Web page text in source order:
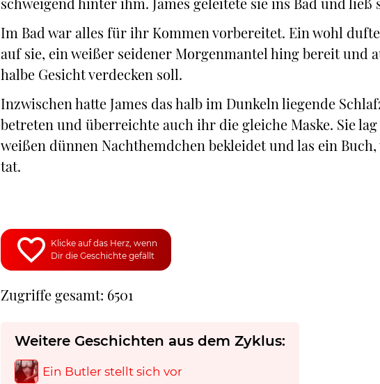
Im Bad war alles für ihr Kommen vorbereitet. Ein wohl
auf sie, ein weißer seidener Morgenmantel hing bereit und
halbe Gesicht verdecken soll.
Inzwischen hatte James das halb im Dunkeln liegende
betreten und überreichte auch ihr die gleiche Maske. Sie
weißen dünnen Nachthemdchen bekleidet und las ein
tat.
Klicke auf das Herz, wenn
Dir die Geschichte gefällt
Zugriffe gesamt: 6501
Weitere Geschichten aus dem Zyklus:
Ein Butler stellt sich vor